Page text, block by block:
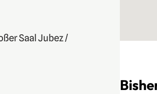
Saal Jubez /